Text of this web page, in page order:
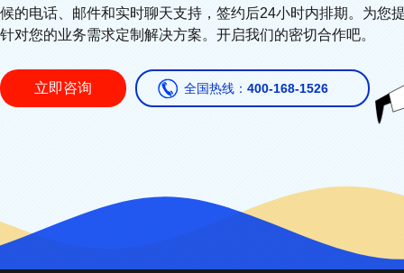
候的电话、邮件和实时聊天支持，签约后24小时内排期。为您
针对您的业务需求定制解决方案。开启我们的密切合作吧。
立即咨询 全国热线： 400-168-1526